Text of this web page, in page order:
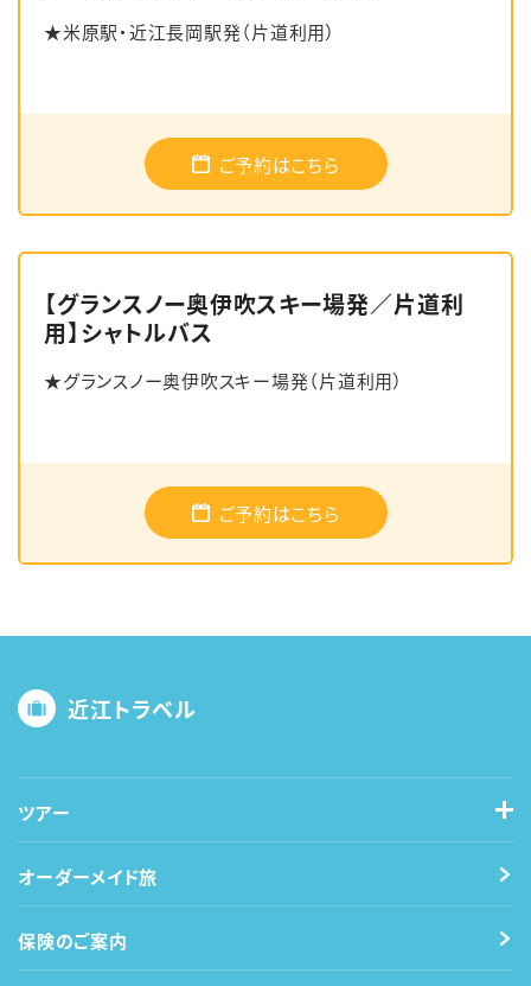
★米原駅・近江長岡駅発（片道利用）
ご予約はこちら
【グランスノー奥伊吹スキー場発／片道利
用】シャトルバス
★グランスノー奥伊吹スキー場発（片道利用）
ご予約はこちら
近江トラベル
ツアー
オーダーメイド旅
保険のご案内